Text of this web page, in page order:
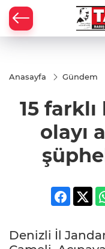
Anasayfa Gündem
15 farklı
olayı
Denizli İl